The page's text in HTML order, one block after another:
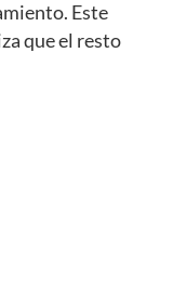
Este
que el resto